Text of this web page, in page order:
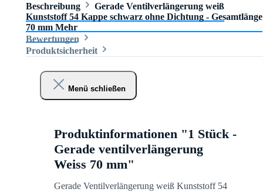
Beschreibung
Gerade Ventilverlängerung weiß
Kunststoff 54 Kappe schwarz ohne Dichtung - Gesamtlänge
70 mm Mehr
Bewertungen
Produktsicherheit
Menü schließen
Produktinformationen "1 Stück -
Gerade ventilverlängerung
Weiss 70 mm"
Gerade Ventilverlängerung weiß Kunststoff 54